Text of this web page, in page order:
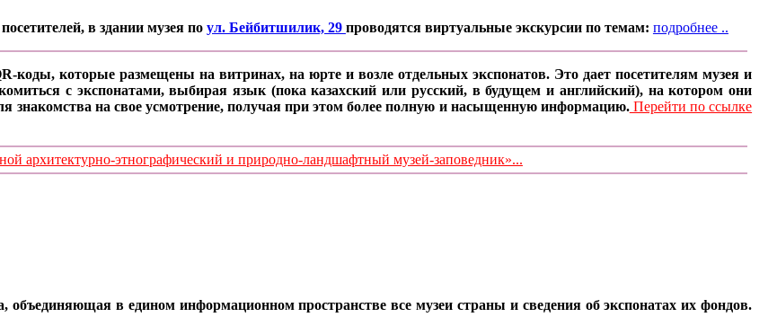
в здании музея по ул. Бейбитшилик, 29 проводятся виртуальные экскурсии по темам: подробнее ..
коды, которые размещены на витринах, на юрте и возле отдельных экспонатов. Это дает посетителям музея и
с экспонатами, выбирая язык (пока казахский или русский, в будущем и английский), на котором они
знакомства на свое усмотрение, получая при этом более полную и насыщенную информацию.Перейти по ссылке
этнографический и природно-ландшафтный музей-заповедник»...
в едином информационном пространстве все музеи страны и сведения об экспонатах их фондов.